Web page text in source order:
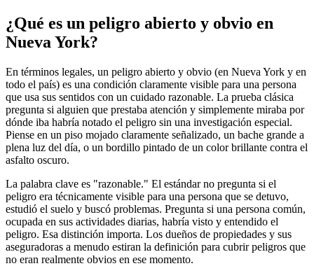
¿Qué es un peligro abierto y obvio en
Nueva York?
En términos legales, un peligro abierto y obvio (en Nueva York y en
todo el país) es una condición claramente visible para una persona
que usa sus sentidos con un cuidado razonable. La prueba clásica
pregunta si alguien que prestaba atención y simplemente miraba por
dónde iba habría notado el peligro sin una investigación especial.
Piense en un piso mojado claramente señalizado, un bache grande a
plena luz del día, o un bordillo pintado de un color brillante contra el
asfalto oscuro.
La palabra clave es "razonable." El estándar no pregunta si el
peligro era técnicamente visible para una persona que se detuvo,
estudió el suelo y buscó problemas. Pregunta si una persona común,
ocupada en sus actividades diarias, habría visto y entendido el
peligro. Esa distinción importa. Los dueños de propiedades y sus
aseguradoras a menudo estiran la definición para cubrir peligros que
no eran realmente obvios en ese momento.